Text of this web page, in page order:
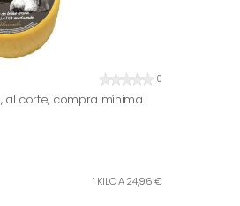
0
al corte, compra mínima
1 KILO A 24,96 €